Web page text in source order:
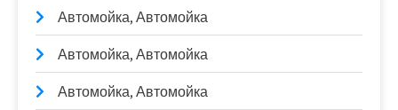
Автомойка, Автомойка
Автомойка, Автомойка
Автомойка, Автомойка